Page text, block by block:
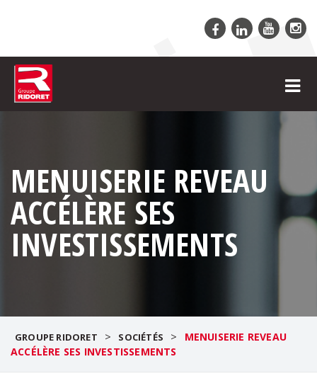
MENUISERIE REVEAU
ACCÉLÈRE SES
INVESTISSEMENTS
GROUPE RIDORET > SOCIÉTÉS >
MENUISERIE REVEAU
ACCÉLÈRE SES INVESTISSEMENTS